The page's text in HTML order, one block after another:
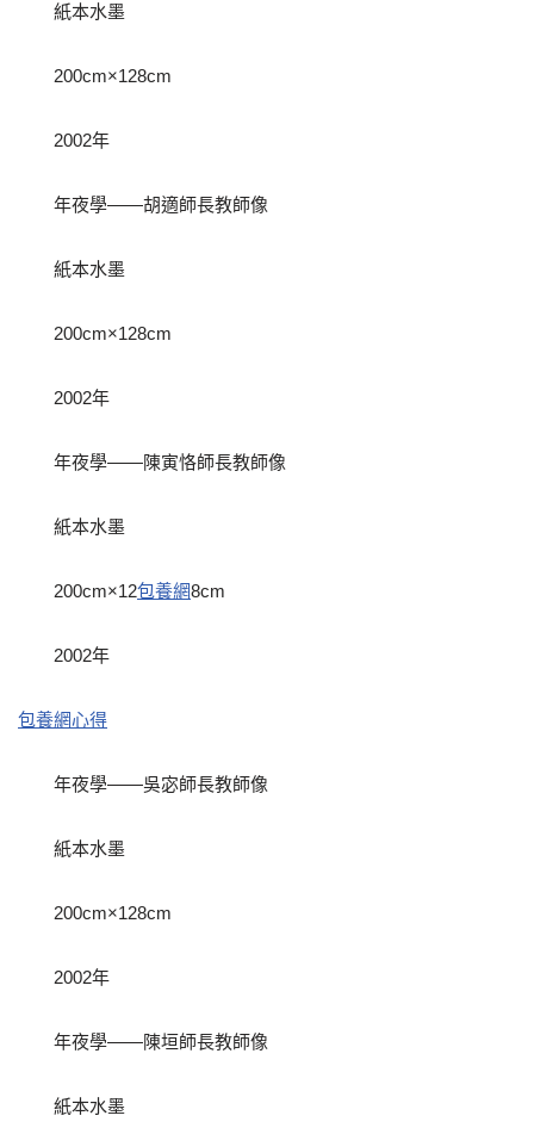
紙本水墨
200cm×128cm
2002年
年夜學——胡適師長教師像
紙本水墨
200cm×128cm
2002年
年夜學——陳寅恪師長教師像
紙本水墨
200cm×12包養網8cm
2002年
包養網心得
年夜學——吳宓師長教師像
紙本水墨
200cm×128cm
2002年
年夜學——陳垣師長教師像
紙本水墨